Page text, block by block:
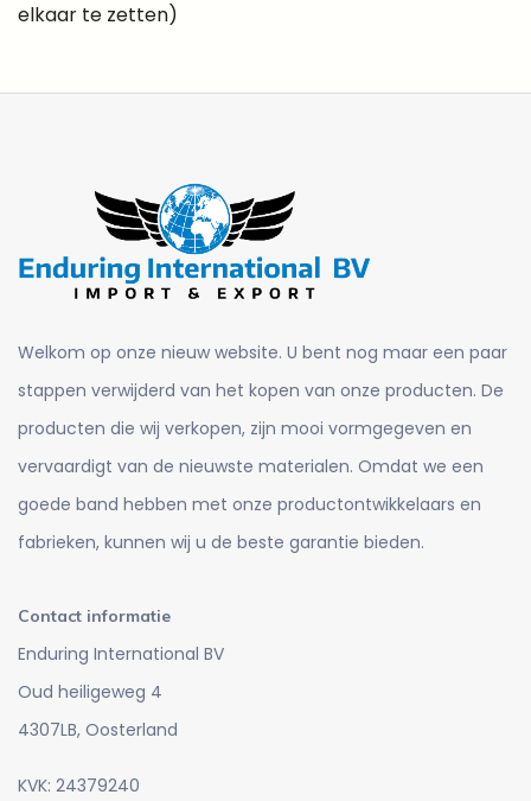
elkaar te zetten)
Welkom op onze nieuw website. U bent nog maar een paar
stappen verwijderd van het kopen van onze producten. De
producten die wij verkopen, zijn mooi vormgegeven en
vervaardigt van de nieuwste materialen. Omdat we een
goede band hebben met onze productontwikkelaars en
fabrieken, kunnen wij u de beste garantie bieden.
Contact informatie
Enduring International BV
Oud heiligeweg 4
4307LB, Oosterland
KVK: 24379240